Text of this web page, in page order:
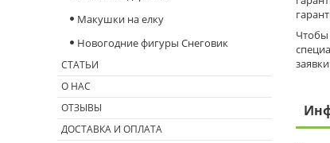
Чтобы
Макушки на елку
Новогодние фигуры Снеговик
СТАТЬИ
О НАС
ОТЗЫВЫ
ДОСТАВКА И ОПЛАТА